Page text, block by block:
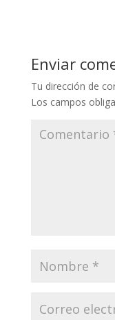
Enviar
Tu dirección de
Los campos